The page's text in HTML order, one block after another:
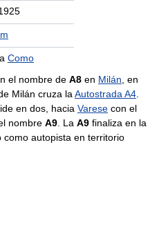
a Como
el nombre de A8 en Milán , en
Milán cruza la Autostrada A4
en dos, hacia Varese con el
nombre A9 . La A9 finaliza en la
como autopista en territorio